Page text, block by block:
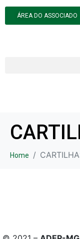
ÁREA DO ASSOCIADO
Home